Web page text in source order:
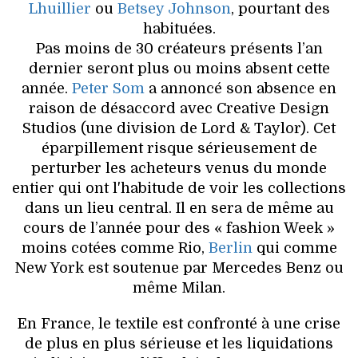
Lhuillier ou Betsey Johnson, pourtant des
habituées.
Pas moins de 30 créateurs présents l’an
dernier seront plus ou moins absent cette
année. Peter Som a annoncé son absence en
raison de désaccord avec Creative Design
Studios (une division de Lord & Taylor). Cet
éparpillement risque sérieusement de
perturber les acheteurs venus du monde
entier qui ont l'habitude de voir les collections
dans un lieu central. Il en sera de même au
cours de l’année pour des « fashion Week »
moins cotées comme Rio, Berlinqui comme
New York est soutenue par Mercedes Benz ou
même Milan.
En France, le textile est confronté à une crise
de plus en plus sérieuse et les liquidations